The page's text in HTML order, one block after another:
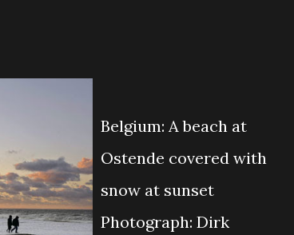
Belgium: A beach at
Ostende covered with
snow at sunset
Photograph: Dirk